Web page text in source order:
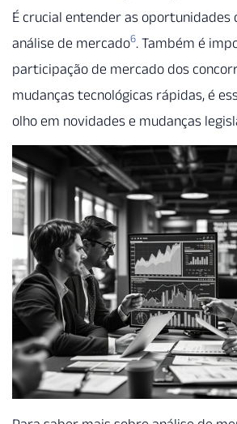
É crucial entender as oportunidades
análise de mercado6. Também é
participação de mercado dos
mudanças tecnológicas rápidas, é
olho em novidades e mudanças